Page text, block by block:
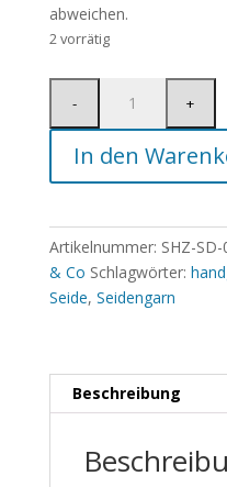
abweichen.
2 vorrätig
In den
Artikelnummer: SHZ-
& Co Schlagwörter:
Seide, Seidengarn
Beschreibung